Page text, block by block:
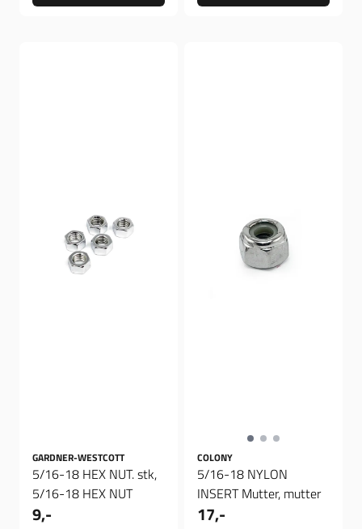
GARDNER-WESTCOTT
5/16-18 HEX NUT. stk,
5/16-18 HEX NUT
9,-
COLONY
5/16-18 NYLON
INSERT Mutter, mutter
17,-